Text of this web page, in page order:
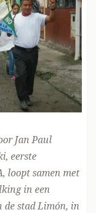
Jan Paul
eerste
loopt samen met
in een
de stad Limón, in